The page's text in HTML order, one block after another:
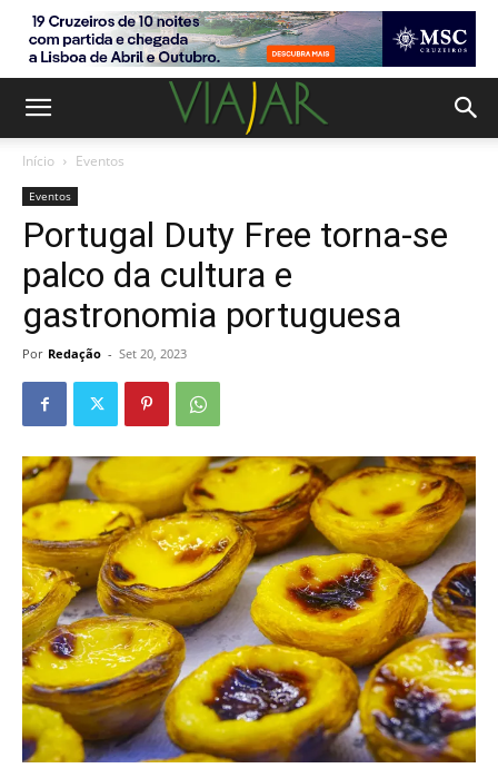
Início Eventos
Eventos
Portugal Duty Free torna-se
palco da cultura e
gastronomia portuguesa
Por Redação - Set 20, 2023